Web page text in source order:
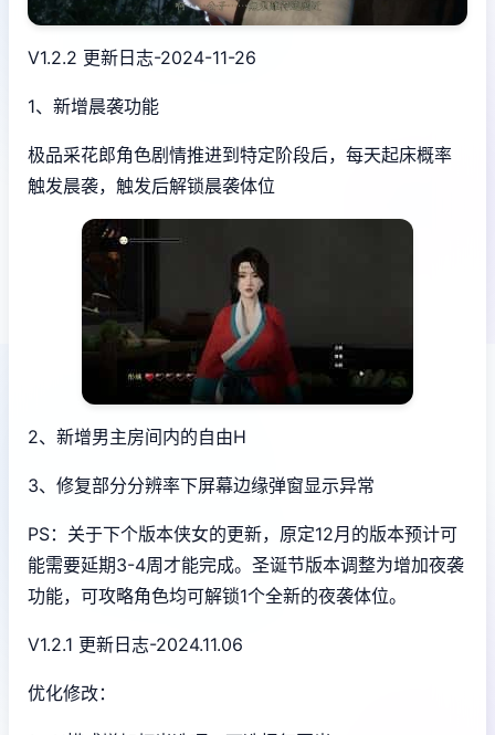
V1.2.2 更新日志-2024-11-26
1、新增晨袭功能
极品采花郎角色剧情推进到特定阶段后，每天起床概率
触发晨袭，触发后解锁晨袭体位
2、新增男主房间内的自由H
3、修复部分分辨率下屏幕边缘弹窗显示异常
PS：关于下个版本侠女的更新，原定12月的版本预计可
能需要延期3-4周才能完成。圣诞节版本调整为增加夜袭
功能，可攻略角色均可解锁1个全新的夜袭体位。
V1.2.1 更新日志-2024.11.06
优化修改：